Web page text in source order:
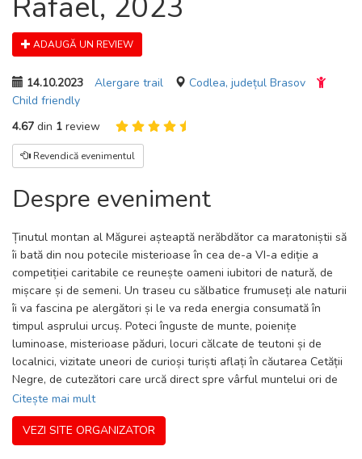
ADAUGĂ UN REVIEW
14.10.2023 Alergare trail
Codlea, județul Brasov
Child friendly
4.67 din 1 review
Revendică evenimentul
Despre eveniment
Ținutul montan al Măgurei așteaptă nerăbdător ca maratoniștii să
îi bată din nou potecile misterioase în cea de-a VI-a ediție a
competiției caritabile ce reunește oameni iubitori de natură, de
mișcare și de semeni. Un traseu cu sălbatice frumuseți ale naturii
îi va fascina pe alergători și le va reda energia consumată în
timpul asprului urcuș. Poteci înguste de munte, poienițe
luminoase, misterioase păduri, locuri călcate de teutoni și de
localnici, vizitate uneori de curioși turiști aflați în căutarea Cetății
Negre, de cutezători care urcă direct spre vârful muntelui ori de
frumoși plimbăreți hai-hui pe căi de munte, descoperi-se-vor
sportivilor înscriși la cursele sportive organizate de Fundația
Rafael la cel de-al treilea Maraton deschis atât profesioniștilor,
cât și amatorilor din întreaga țara.
Citește mai mult
VEZI SITE ORGANIZATOR